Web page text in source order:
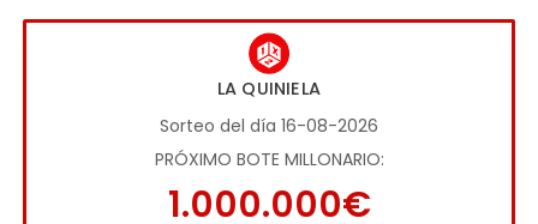
LA QUINIELA
Sorteo del día 16-08-2026
PRÓXIMO BOTE MILLONARIO:
1.000.000€